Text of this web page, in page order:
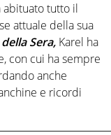
abituato tutto il
attuale della sua
Sera, Karel ha
con cui ha sempre
anche
e ricordi